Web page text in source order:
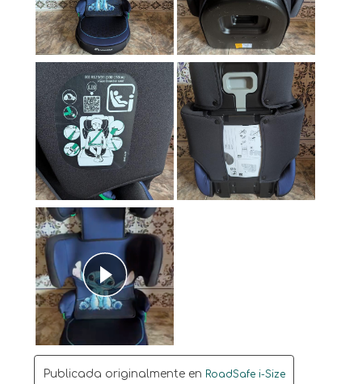
Publicada originalmente en RoadSafe i-Size